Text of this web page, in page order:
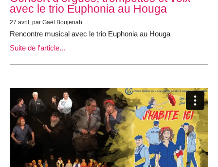
avec le trio Euphonia au Houga
27 avril, par Gaël Boujenah
Rencontre musical avec le trio Euphonia au Houga
Suite de l'article...